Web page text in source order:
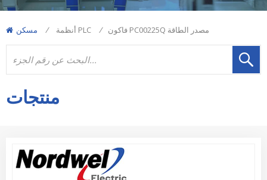
مسكن / أنظمة PLC / فاكون PC00225Q مصدر الطاقة
منتجات